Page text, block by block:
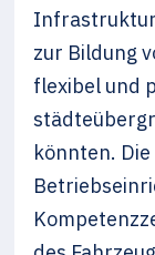
zur Bildung
flexibel und
könnten.